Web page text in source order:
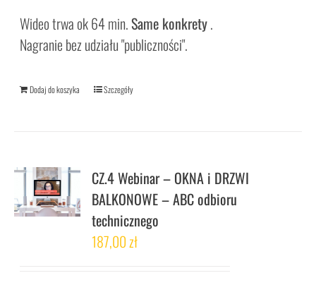
Wideo trwa ok 64 min.Same konkrety.
Nagranie bez udziału "publiczności".
Dodaj do koszyka Szczegóły
CZ.4 Webinar – OKNA i DRZWI
BALKONOWE – ABC odbioru
technicznego
187,00zł